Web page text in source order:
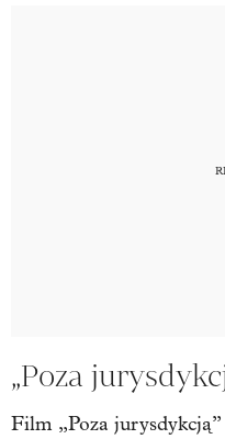
„Poza
Film „Poza